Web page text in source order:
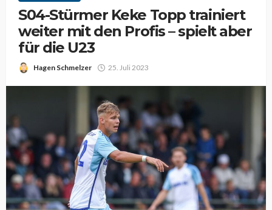
S04-Stürmer Keke Topp trainiert
weiter mit den Profis – spielt aber
für die U23
Hagen Schmelzer 25. Juli 2023